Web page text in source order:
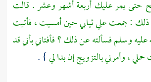
حتى يمر عليك أربعة أشهر وعشر . قالت
ذلك : جمعت علي ثيابي حين أمسيت ، فأتيت
وسلم فسألته عن ذلك ؟ فأفتاني بأني قد
، وأمرني بالتزويج إن بدا لي} .